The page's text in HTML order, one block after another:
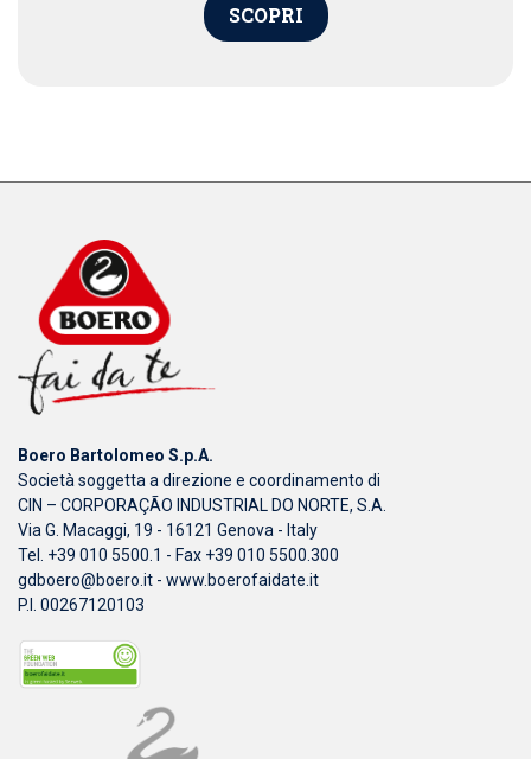
SCOPRI
Boero Bartolomeo S.p.A.
Società soggetta a direzione e coordinamento di
CIN – CORPORAÇÃO INDUSTRIAL DO NORTE, S.A.
Via G. Macaggi, 19 - 16121 Genova - Italy
Tel. +39 010 5500.1 - Fax +39 010 5500.300
gdboero@boero.it - www.boerofaidate.it
P.I. 00267120103